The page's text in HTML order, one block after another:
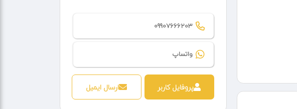
09907666203
واتساپ
پروفایل کاربر ارسال ایمیل